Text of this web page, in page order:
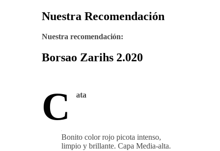
Nuestra Recomendación
Nuestra recomendación:
Borsao Zarihs 2.020
C ata
Bonito color rojo picota intenso,
limpio y brillante. Capa Media-alta.